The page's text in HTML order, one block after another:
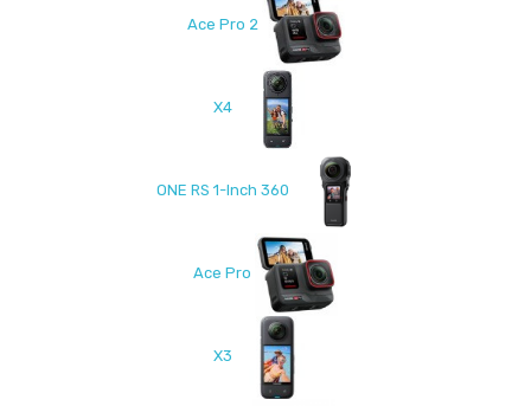
Ace Pro 2
X4
ONE RS 1-Inch 360
Ace Pro
X3